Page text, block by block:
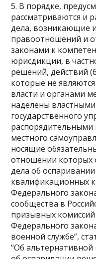
5. В порядке,
рассматриваются и
дела, возникающие
правоотношений и
законами к
юрисдикции, в
решений, действий
которые не
власти и органами
наделены
государственного
местного
носящие
отношении которых
дела об
квалификационных
Федерального
сообщества в
призывных комиссий
Федерального
военной службе”,
“Об альтернативной